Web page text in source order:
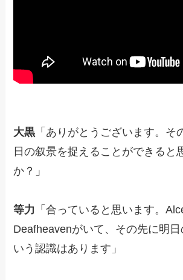
大黒 「ありがとうございます。そ
日の叙景を捉えることができると
か？」
等力 「合っていると思います。
Deafheavenがいて、その先に明日
いう認識はあります」